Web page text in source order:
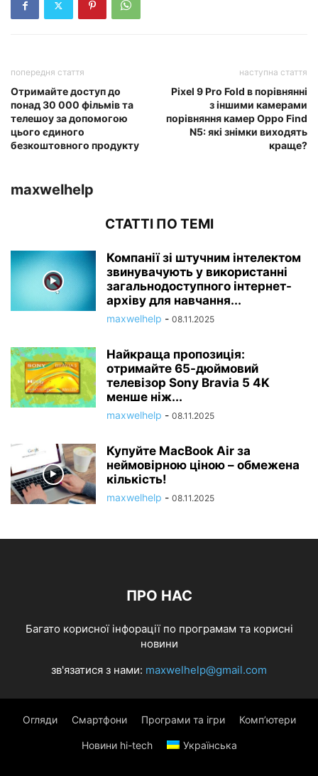
попередня стаття
Отримайте доступ до
понад 30 000 фільмів та
телешоу за допомогою
цього єдиного
безкоштовного продукту
наступна стаття
Pixel 9 Pro Fold в порівнянні
з іншими камерами
порівняння камер Oppo Find
N5: які знімки виходять
краще?
maxwelhelp
СТАТТІ ПО ТЕМІ
Компанії зі штучним інтелектом
звинувачують у використанні
загальнодоступного інтернет-
архіву для навчання...
maxwelhelp - 08.11.2025
Найкраща пропозиція:
отримайте 65-дюймовий
телевізор Sony Bravia 5 4K
менше ніж...
maxwelhelp - 08.11.2025
Купуйте MacBook Air за
неймовірною ціною – обмежена
кількість!
maxwelhelp - 08.11.2025
ПРО НАС
Багато корисної інфорації по програмам та корисні
новини
зв'язатися з нами: maxwelhelp@gmail.com
Огляди Смартфони Програми та ігри Комп’ютери
Новини hi-tech Українська